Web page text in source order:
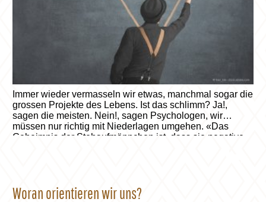
Immer wieder vermasseln wir etwas, manchmal sogar die
grossen Projekte des Lebens. Ist das schlimm? Ja!,
sagen die meisten. Nein!, sagen Psychologen, wir
müssen nur richtig mit Niederlagen umgehen. «Das
Geheimnis der Stehaufmännchen ist, dass sie negative
Woran orientieren wir uns?